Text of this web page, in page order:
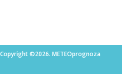
Copyright ©2026. METEOprognoza